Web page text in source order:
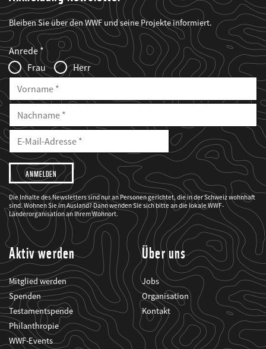
Bleiben Sie über den WWF und seine Projekte informiert.
Web2Case
Infofelder
Fieldset
anrede_name
Anrede
Frau
Herr
Vorname
Nachname
E-
Mailadresse
E-
Adresse
Ich
möchte,
dass
der
WWF
mich
über
seine
Projekte
informiert.
Die Inhalte des Newsletters sind nur an Personen gerichtet, die in der Schweiz wohnhaft
sind. Wohnen Sie im Ausland? Dann wenden Sie sich bitte an die lokale WWF-
Länderorganisation an Ihrem Wohnort.
Aktiv werden
Mitglied werden
Spenden
Testamentspende
Philanthropie
WWF-Events
Über uns
Jobs
Organisation
Kontakt